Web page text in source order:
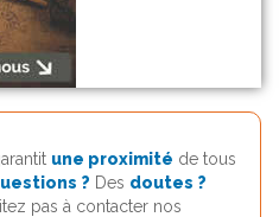
une proximité de tous
? Des doutes ?
pas à contacter nos